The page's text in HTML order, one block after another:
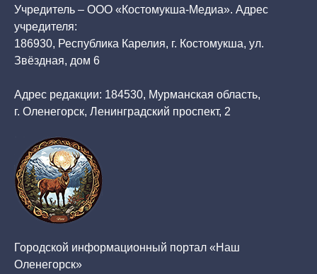
Учредитель – ООО «Костомукша-Медиа». Адрес
учредителя:
186930, Республика Карелия, г. Костомукша, ул.
Звёздная, дом 6
Адрес редакции: 184530, Мурманская область,
г. Оленегорск, Ленинградский проспект, 2
Городской информационный портал «Наш
Оленегорск»